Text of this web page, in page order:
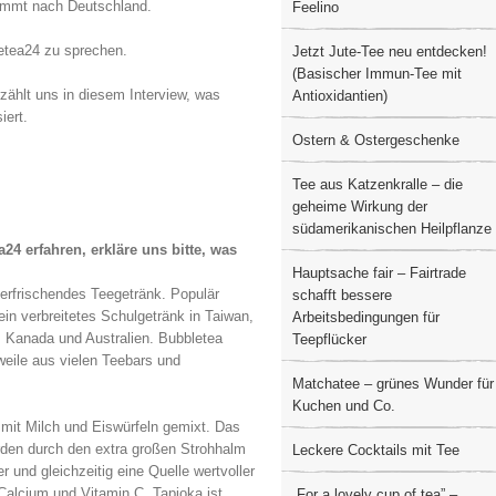
nach Deutschland.
zu sprechen.
uns in diesem Interview, was
erfahren, erkläre uns bitte, was
Teegetränk. Populär
verbreitetes Schulgetränk in Taiwan,
und Australien. Bubbletea
aus vielen Teebars und
Milch und Eiswürfeln gemixt. Das
durch den extra großen Strohhalm
und gleichzeitig eine Quelle wertvoller
Feelino
Jetzt Jute-Tee neu entdecken!
(Basischer Immun-Tee mit
Antioxidantien)
Ostern & Ostergeschenke
Tee aus Katzenkralle – die
geheime Wirkung der
südamerikanischen Heilpflanze
Hauptsache fair – Fairtrade
schafft bessere
Arbeitsbedingungen für
Teepflücker
Matchatee – grünes Wunder für
Kuchen und Co.
Leckere Cocktails mit Tee